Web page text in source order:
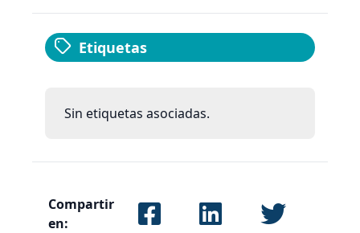
Etiquetas
Sin etiquetas asociadas.
Compartir
en: